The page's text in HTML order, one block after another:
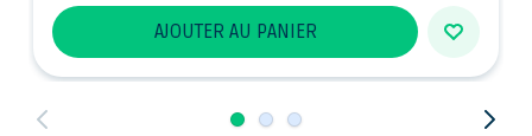
AJOUTER AU PANIER